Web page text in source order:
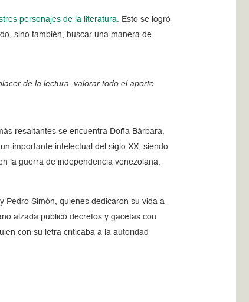
personajes de la literatura.
Esto se logró
sino también, buscar una manera de
de la lectura, valorar todo el aporte
resaltantes se encuentra Doña Bárbara,
, un importante intelectual del siglo XX, siendo
la guerra de independencia venezolana,
Pedro Simón, quienes dedicaron su vida a
alzada publicó decretos y gacetas con
con su letra criticaba a la autoridad